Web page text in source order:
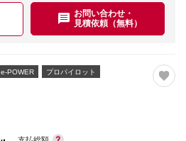
お問い合わせ・
見積依頼（無料）
e-POWER プロパイロット